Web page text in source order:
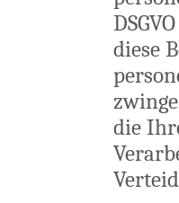
diese
die